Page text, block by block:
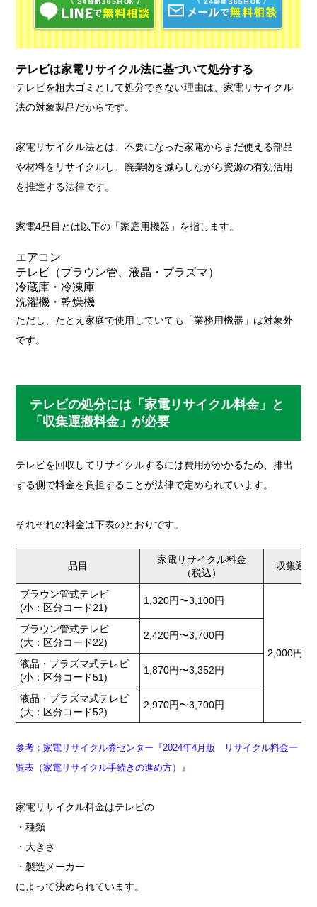
テレビは家電リサイクル法に基づいて処分する
テレビを粗大ゴミとして処分できない理由は、家電リサイクル
法の対象製品だからです。
家電リサイクル法とは、不要になった家電からまだ使える部品
や材料をリサイクルし、廃棄物を減らしながら資源の有効活用
を推進する法律です。
家電4品目とは以下の「家庭用機器」を指します。
エアコン
テレビ（ブラウン管、液晶・プラズマ）
冷蔵庫・冷凍庫
洗濯機・乾燥機
ただし、たとえ家庭で使用していても「業務用機器」は対象外
です。
テレビの処分には「家電リサイクル料金」と
「収集運搬料金」が必要
テレビを回収してリサイクルするには費用がかかるため、排出
する側で料金を負担することが法律で定められています。
それぞれの料金は下表のとおりです。
品目
家電リサイクル料金
（税込）
収集運
ブラウン管式テレビ
(小：区分コード21)
1,320円〜3,100円
2,000円〜
ブラウン管式テレビ
(大：区分コード22)
2,420円〜3,700円
液晶・プラズマ式テレビ
(小：区分コード51)
1,870円〜3,352円
液晶・プラズマ式テレビ
(大：区分コード52)
2,970円〜3,700円
参考：家電リサイクル券センター『2024年4月版 リサイクル料金一
覧表（家電リサイクル手続きの進め方）』
家電リサイクル料金はテレビの
・種類
・大きさ
・製造メーカー
によって決められています。